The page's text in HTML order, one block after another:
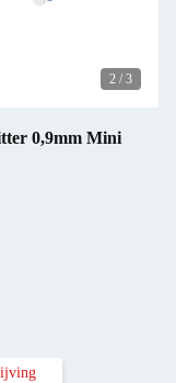
2 / 3
0,9mm Mini